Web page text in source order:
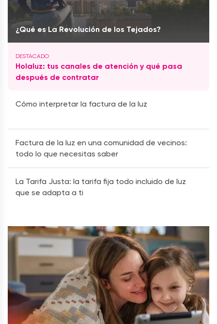
¿Qué es La Revolución de los Tejados?
Holaluz: tus canales de atención y qué pasa
después de contratar
Cómo interpretar la factura de la luz
Factura de la luz en una comunidad de vecinos:
todo lo que necesitas saber
La Tarifa Justa: la tarifa fija todo incluido de luz
que se adapta a ti